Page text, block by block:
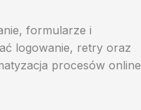
formularze i
logowanie, retry oraz
procesów online